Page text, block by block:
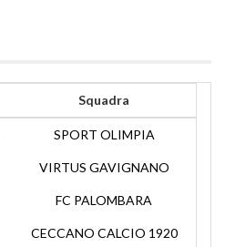
Squadra
SPORT OLIMPIA
VIRTUS GAVIGNANO
FC PALOMBARA
CECCANO CALCIO 1920